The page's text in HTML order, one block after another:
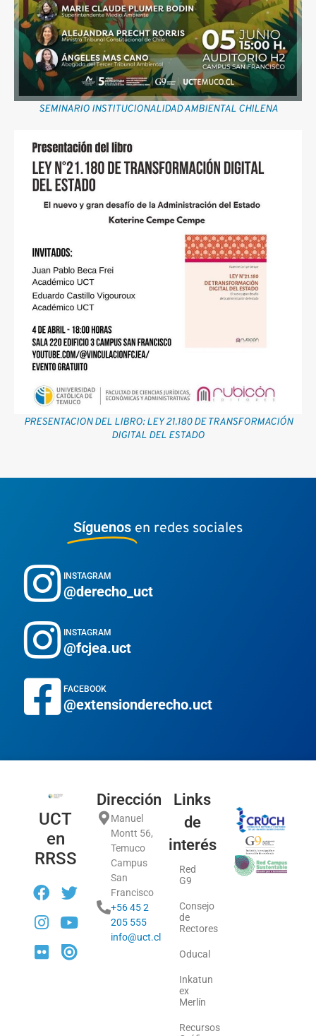
SEMINARIO INSTITUCIONALIDAD AMBIENTAL CHILENA
PRESENTACION DEL LIBRO: LEY 21.180 DE TRANSFORMACIÓN
DIGITAL DEL ESTADO
Síguenos en redes sociales
INSTAGRAM
@derecho_uct
INSTAGRAM
@fcjea.uct
FACEBOOK
@extensionderecho.uct
UCT
en
RRSS
Dirección
Manuel
Montt 56,
Temuco
Campus
San
Francisco
+56 45 2
205 555
info@uct.cl
Links
de
interés
Red
G9
Consejo
de
Rectores
Oducal
Inkatun
ex
Merlín
Recursos